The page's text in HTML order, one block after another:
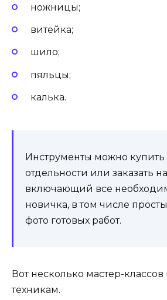
ножницы;
витейка;
шило;
пяльцы;
калька.
Инструменты можно купить
отдельности или заказать
включающий все
новичка, в том числе
фото готовых работ.
Вот несколько мастер-
техникам.